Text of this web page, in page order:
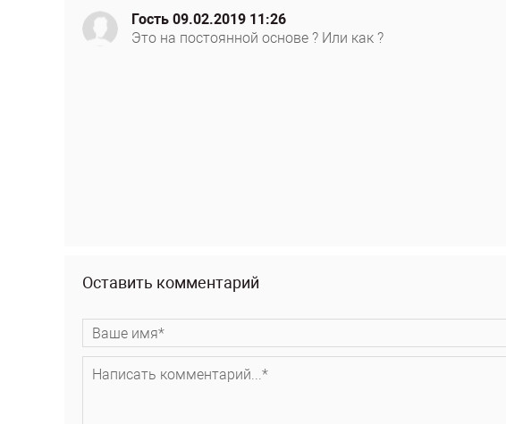
Гость 09.02.2019 11:26
Это на постоянной основе ? Или как ?
Оставить комментарий